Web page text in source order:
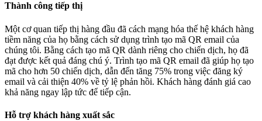
Thành công tiếp thị
Một cơ quan tiếp thị hàng đầu đã cách mạng hóa thế hệ khách hàng
tiềm năng của họ bằng cách sử dụng trình tạo mã QR email của
chúng tôi. Bằng cách tạo mã QR dành riêng cho chiến dịch, họ đã
đạt được kết quả đáng chú ý. Trình tạo mã QR email đã giúp họ tạo
mã cho hơn 50 chiến dịch, dẫn đến tăng 75% trong việc đăng ký
email và cải thiện 40% về tỷ lệ phản hồi. Khách hàng đánh giá cao
khả năng ngay lập tức để tiếp cận.
Hỗ trợ khách hàng xuất sắc